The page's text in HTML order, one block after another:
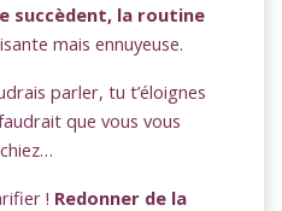
succèdent, la routine
mais ennuyeuse.
parler, tu t’éloignes
que vous vous
! Redonner de la